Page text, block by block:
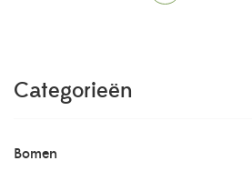
Categorieën
Bomen